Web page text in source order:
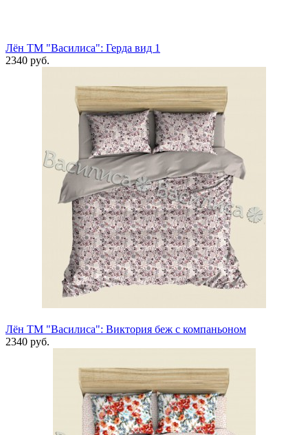
Лён ТМ "Василиса": Герда вид 1
2340 руб.
Лён ТМ "Василиса": Виктория беж с компаньоном
2340 руб.